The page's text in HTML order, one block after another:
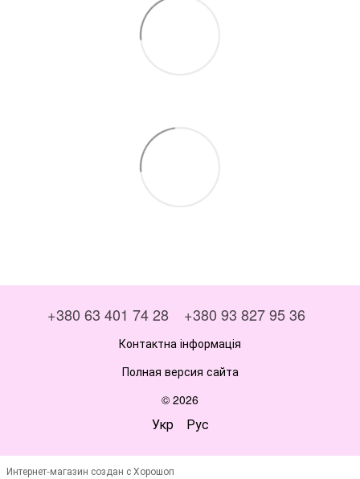
+380 63 401 74 28 +380 93 827 95 36
Контактна інформація
Полная версия сайта
© 2026
Укр Рус
Интернет-магазин создан с Хорошоп